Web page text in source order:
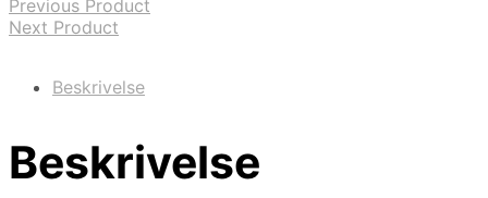
Previous Product
Next Product
Beskrivelse
Beskrivelse